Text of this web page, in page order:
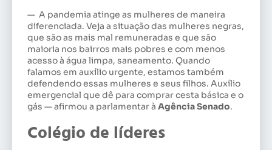
— A pandemia atinge as mulheres de maneira
diferenciada. Veja a situação das mulheres negras,
que são as mais mal remuneradas e que são
maioria nos bairros mais pobres e com menos
acesso à água limpa, saneamento. Quando
falamos em auxílio urgente, estamos também
defendendo essas mulheres e seus filhos. Auxílio
emergencial que dê para comprar cesta básica e o
gás — afirmou a parlamentar à Agência Senado.
Colégio de líderes